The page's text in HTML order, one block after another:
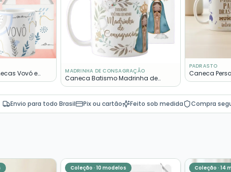
Vovó e
Entrega
MADRINHA DE CONSAGRAÇÃO
Caneca Batismo Madrinha de
Consagração Presente Pronta
Entrega
PADRASTO
Caneca
Melhor
Envio para todo Brasil Pix ou cartão Feito sob medida Compra
Coleção ·10 modelos
Coleção · 14